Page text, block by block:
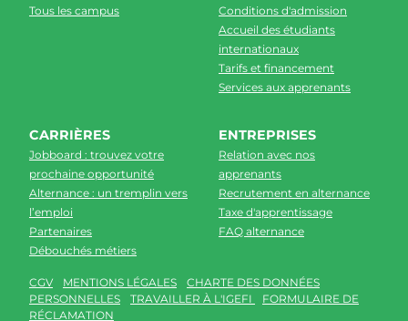
Tous les campus
Conditions d'admission
Accueil des étudiants
internationaux
Tarifs et financement
Services aux apprenants
CARRIÈRES
Jobboard : trouvez votre
prochaine opportunité
Alternance : un tremplin vers
l’emploi
Partenaires
Débouchés métiers
ENTREPRISES
Relation avec nos
apprenants
Recrutement en alternance
Taxe d'apprentissage
FAQ alternance
CGV MENTIONS LÉGALES
CHARTE DES DONNÉES
PERSONNELLES
TRAVAILLER À L'IGEFI
FORMULAIRE DE
RÉCLAMATION